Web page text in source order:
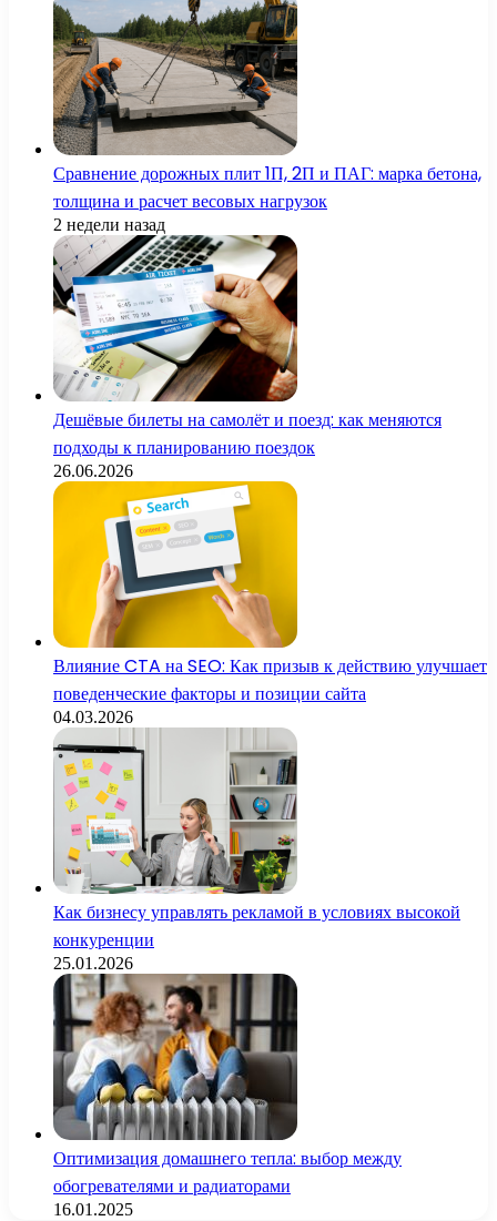
Сравнение дорожных плит 1П, 2П и ПАГ: марка бетона,
толщина и расчет весовых нагрузок
2 недели назад
Дешёвые билеты на самолёт и поезд: как меняются
подходы к планированию поездок
26.06.2026
Влияние CTA на SEO: Как призыв к действию улучшает
поведенческие факторы и позиции сайта
04.03.2026
Как бизнесу управлять рекламой в условиях высокой
конкуренции
25.01.2026
Оптимизация домашнего тепла: выбор между
обогревателями и радиаторами
16.01.2025